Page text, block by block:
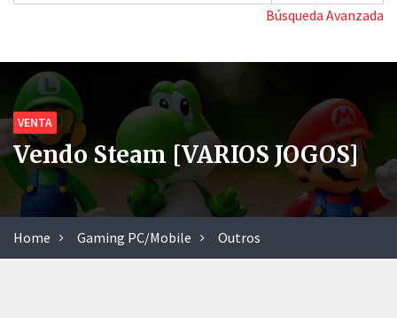
Búsqueda Avanzada
VENTA
Vendo Steam [VARIOS JOGOS]
Home Gaming PC/Mobile Outros